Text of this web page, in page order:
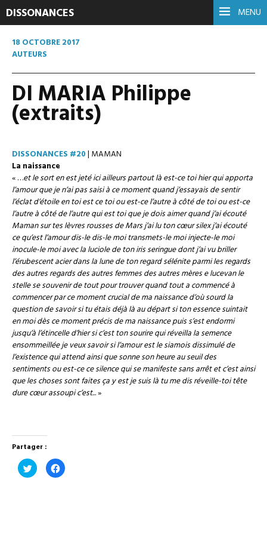
MENU
DISSONANCES
18 OCTOBRE 2017
AUTEURS
DI MARIA Philippe
(extraits)
DISSONANCES #20| MAMAN
La naissance
«…et le sort en est jeté ici ailleurs partout là est-ce toi hier qui apporta
l’amour que je n’ai pas saisi à ce moment quand j’essayais de sentir
l’éclat d’étoile en toi est ce toi ou est-ce l’autre à côté de toi ou est-ce
l’autre à côté de l’autre qui est toi que je dois aimer quand j’ai écouté
Maman sur tes lèvres rousses de Mars j’ai lu ton cœur silex j’ai écouté
ce qu’est l’amour dis-le dis-le moi transmets-le moi injecte-le moi
inocule-le moi avec la luciole de ton iris seringue dont j’ai vu briller
l’érubescent acier dans la lune de ton regard sélénite parmi les regards
des autres regards des autres femmes des autres mères e lucevan le
stelle se souvenir de tout pour trouver quand tout a commencé à
commencer par ce moment crucial de ma naissance d’où sourd la
question de savoir si tu étais déjà là au départ si ton essence suintait
en moi dès ce moment précis de ma naissance puis s’est endormi
jusqu’à l’étincelle d’hier si c’est ton sourire qui réveilla la semence
ensommeillée je veux savoir si l’amour est le siamois dissimulé de
l’existence qui attend ainsi que sonne son heure au seuil des
sentiments ou est-ce ce silence qui se manifeste sans arrêt et c’est ainsi
que les choses sont faites ça y est je suis là tu me dis réveille-toi tête
dure cœur assoupi c’est... »
Partager :
Cliquez
pour
partager
Cliquez
pour